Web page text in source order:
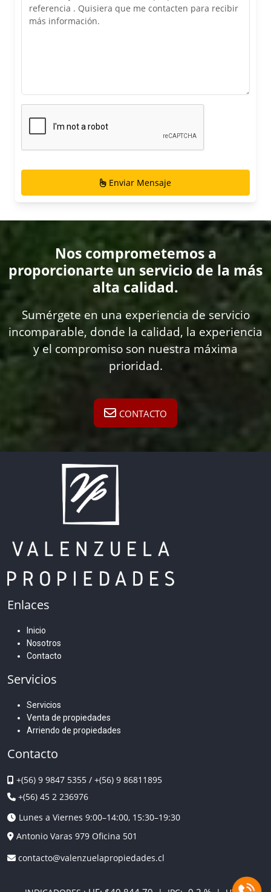
Enviar Mensaje
Nos comprometemos a
proporcionarte un servicio de la más
alta calidad.
Sumérgete en una experiencia de servicio
incomparable, donde la calidad, la experiencia
y el compromiso son nuestra máxima
prioridad.
CONTACTO
Enlaces
Inicio
Nosotros
Contacto
Servicios
Servicios
Venta de propiedades
Arriendo de propiedades
Contacto
+(56) 9 9847 5355 / +(56) 9 86811895
+(56) 45 2 236976
Lunes a Viernes 9:00–14:00, 15:30–19:30
Antonio Varas 979 Oficina 501
contacto@valenzuelapropiedades.cl